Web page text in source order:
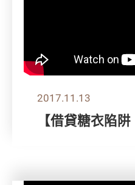
2017.11.13
【借貸糖衣陷阱